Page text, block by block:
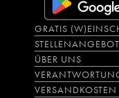
GRATIS
ÜBER UNS
VERSANDKOSTEN